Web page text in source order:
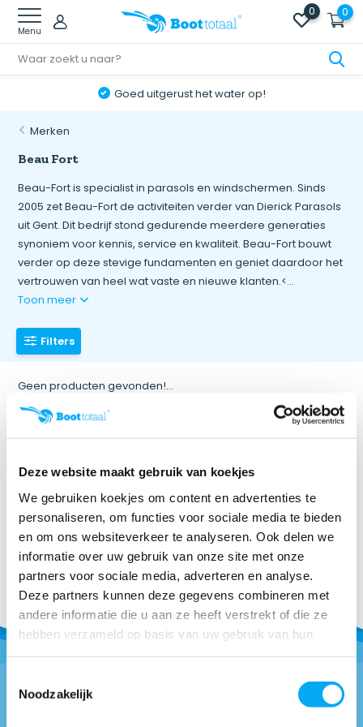
Deze website maakt gebruik van koekjes
We gebruiken koekjes om content en advertenties te
personaliseren, om functies voor sociale media te bieden
en om ons websiteverkeer te analyseren. Ook delen we
informatie over uw gebruik van onze site met onze
partners voor sociale media, adverteren en analyse.
Deze partners kunnen deze gegevens combineren met
andere informatie die u aan ze heeft verstrekt of die ze
hebben verzameld op basis van uw gebruik van hun
Noodzakelijk
Menu
0 0
Goed uitgerust het water op!
Merken
Beau Fort
Beau-Fort is specialist in parasols en windschermen. Sinds
2005 zet Beau-Fort de activiteiten verder van Dierick Parasols
uit Gent. Dit bedrijf stond gedurende meerdere generaties
synoniem voor kennis, service en kwaliteit. Beau-Fort bouwt
verder op deze stevige fundamenten en geniet daardoor het
vertrouwen van heel wat vaste en nieuwe klanten.<...
Toon meer
Filters
Geen producten gevonden!...
2005 zet Beau-Fort de activiteiten verder van Dierick Parasols
uit Gent. Dit bedrijf stond gedurende meerdere generaties
synoniem voor kennis, service en kwaliteit. Beau-Fort bouwt
verder op deze stevige fundamenten en geniet daardoor het
vertrouwen van heel wat vaste en nieuwe klanten.